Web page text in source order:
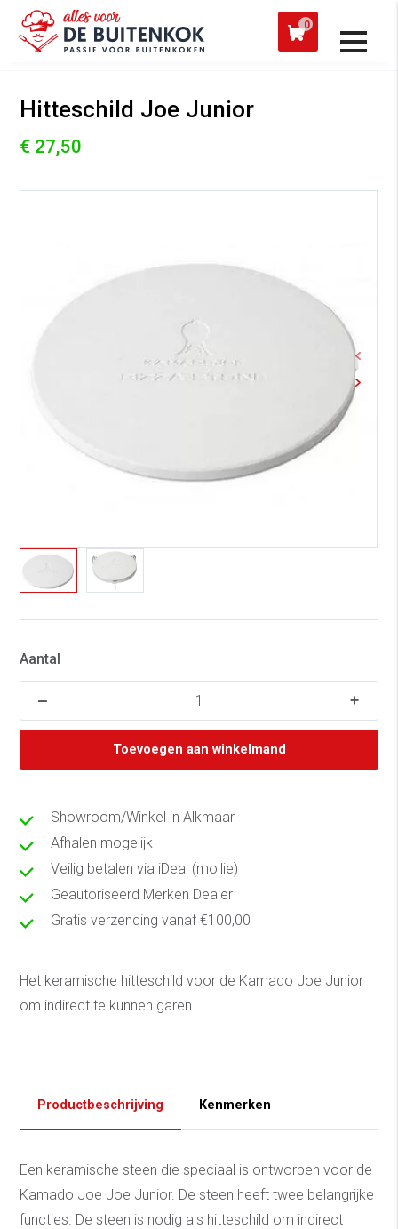
0
werkdag verzonden
Alle producten
Hitteschild Joe Junior
€ 27,50
Aantal
Toevoegen aan winkelmand
Showroom/Winkel in Alkmaar
Afhalen mogelijk
Veilig betalen via iDeal (mollie)
Geautoriseerd Merken Dealer
Gratis verzending vanaf €100,00
Het keramische hitteschild voor de Kamado Joe Junior
om indirect te kunnen garen.
Productbeschrijving Kenmerken
Een keramische steen die speciaal is ontworpen voor de
Kamado Joe Joe Junior. De steen heeft twee belangrijke
functies. De steen is nodig als hitteschild om indirect